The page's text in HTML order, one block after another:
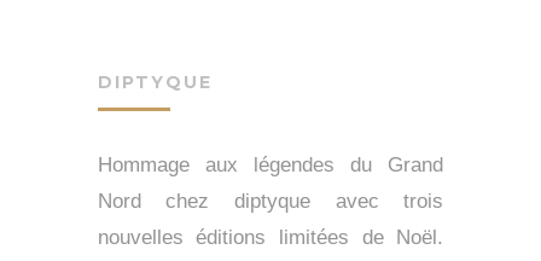
DIPTYQUE
Hommage aux légendes du Grand
Nord chez diptyque avec trois
nouvelles éditions limitées de Noël.